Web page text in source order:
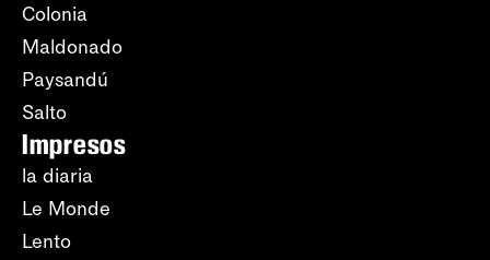
Colonia
Maldonado
Paysandú
Salto
Impresos
la diaria
Le Monde
Lento